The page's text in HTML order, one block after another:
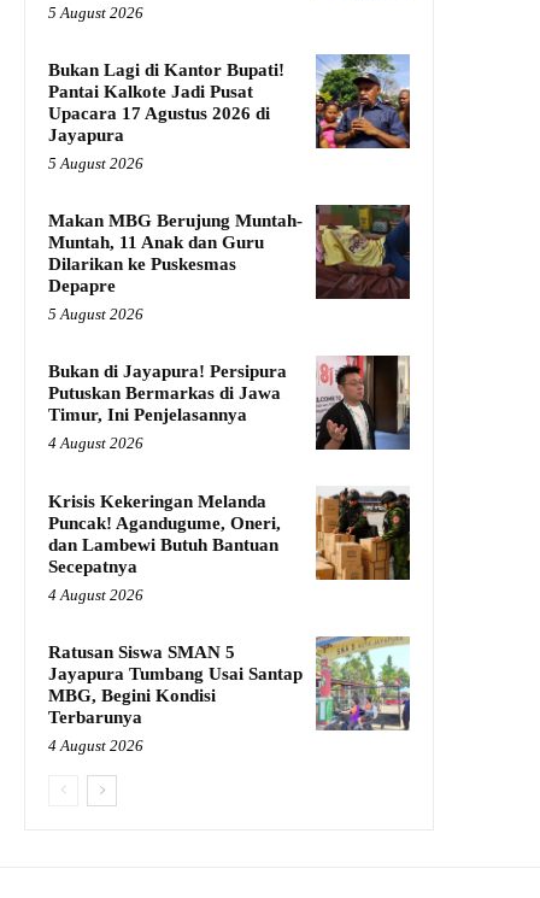
5 August 2026
Bukan Lagi di Kantor Bupati!
Pantai Kalkote Jadi Pusat
Upacara 17 Agustus 2026 di
Jayapura
5 August 2026
Makan MBG Berujung Muntah-
Muntah, 11 Anak dan Guru
Dilarikan ke Puskesmas
Depapre
5 August 2026
Bukan di Jayapura! Persipura
Putuskan Bermarkas di Jawa
Timur, Ini Penjelasannya
4 August 2026
Krisis Kekeringan Melanda
Puncak! Agandugume, Oneri,
dan Lambewi Butuh Bantuan
Secepatnya
4 August 2026
Ratusan Siswa SMAN 5
Jayapura Tumbang Usai Santap
MBG, Begini Kondisi
Terbarunya
4 August 2026